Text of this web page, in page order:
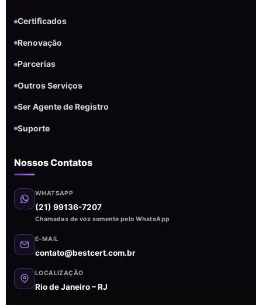
Certificados
Renovação
Parcerias
Outros Serviços
Ser Agente de Registro
Suporte
Nossos Contatos
WHATSAPP
(21) 99136-7207
Chamadas de voz somente pelo WhatsApp
E-MAIL
contato@bestcert.com.br
LOCALIZAÇÃO
Rio de Janeiro – RJ